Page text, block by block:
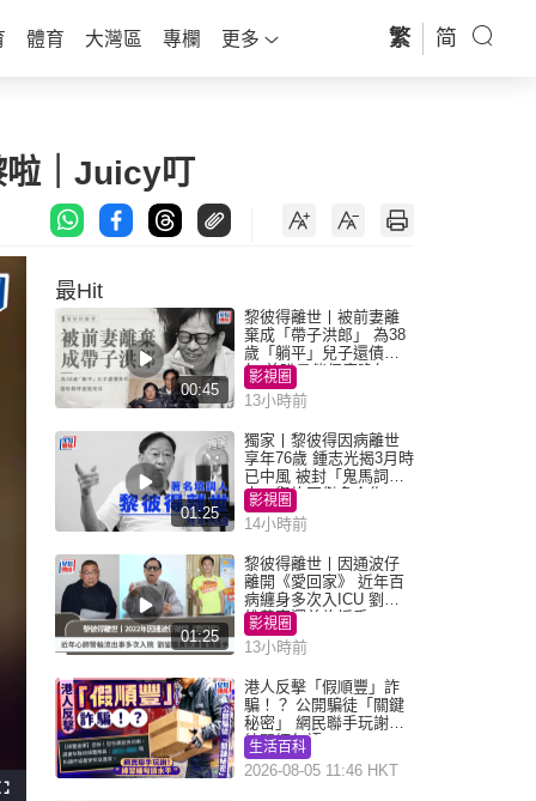
體育 大灣區 專欄 更多 繁 简
啦｜Juicy叮
F
最Hit
00:45
黎彼得離世丨被前妻離
棄成「帶子洪郎」 為38
歲「躺平」兒子還債多
年 曾盼尋伴侶度晚年
影視圈
13小時前
01:25
獨家丨黎彼得因病離世
享年76歲 鍾志光揭3月時
已中風 被封「鬼馬詞
人」與許冠傑多合作
影視圈
14小時前
01:25
黎彼得離世丨因通波仔
離開《愛回家》 近年百
病纏身多次入ICU 劉鑾
雄黃宗澤曾施援手
影視圈
13小時前
港人反擊「假順豐」詐
騙！？ 公開騙徒「關鍵
秘密」 網民聯手玩謝：
練習緬甸語
生活百科
2026-08-05 11:46 HKT